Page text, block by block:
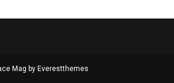
Mag by Everestthemes